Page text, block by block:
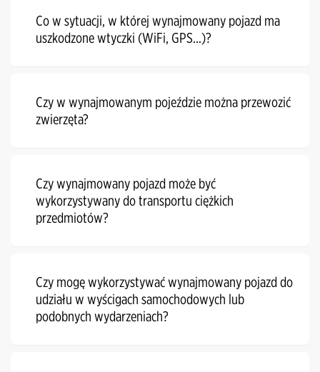
Co w sytuacji, w której wynajmowany pojazd ma
uszkodzone wtyczki (WiFi, GPS...)?
Czy w wynajmowanym pojeździe można przewozić
zwierzęta?
Czy wynajmowany pojazd może być
wykorzystywany do transportu ciężkich
przedmiotów?
Czy mogę wykorzystywać wynajmowany pojazd do
udziału w wyścigach samochodowych lub
podobnych wydarzeniach?